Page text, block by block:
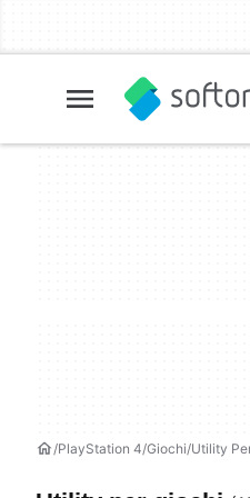
PlayStation 4 Giochi Utility